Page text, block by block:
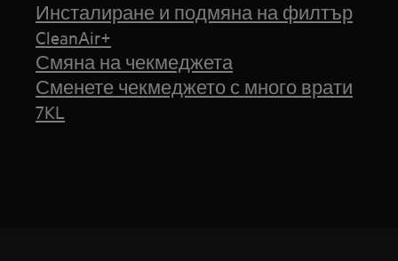
Инсталиране и подмяна на филтър
CleanAir+
Смяна на чекмеджета
Сменете чекмеджето с много врати
7KL